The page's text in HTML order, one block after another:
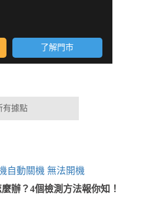
了解門市
有據點
辦？4個檢測方法報你知！